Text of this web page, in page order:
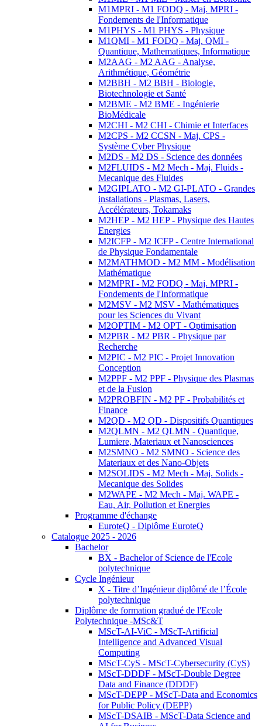
M1MPRI - M1 FODQ - Maj. MPRI -
Fondements de l'Informatique
M1PHYS - M1 PHYS - Physique
M1QMI - M1 FODQ - Maj. QMI -
Quantique, Mathematiques, Informatique
M2AAG - M2 AAG - Analyse,
Arithmétique, Géométrie
M2BBH - M2 BBH - Biologie,
Biotechnologie et Santé
M2BME - M2 BME - Ingénierie
BioMédicale
M2CHI - M2 CHI - Chimie et Interfaces
M2CPS - M2 CCSN - Maj. CPS -
Système Cyber Physique
M2DS - M2 DS - Science des données
M2FLUIDS - M2 Mech - Maj. Fluids -
Mecanique des Fluides
M2GIPLATO - M2 GI-PLATO - Grandes
installations - Plasmas, Lasers,
Accélérateurs, Tokamaks
M2HEP - M2 HEP - Physique des Hautes
Energies
M2ICFP - M2 ICFP - Centre International
de Physique Fondamentale
M2MATHMOD - M2 MM - Modélisation
Mathématique
M2MPRI - M2 FODQ - Maj. MPRI -
Fondements de l'Informatique
M2MSV - M2 MSV - Mathématiques
pour les Sciences du Vivant
M2OPTIM - M2 OPT - Optimisation
M2PBR - M2 PBR - Physique par
Recherche
M2PIC - M2 PIC - Projet Innovation
Conception
M2PPF - M2 PPF - Physique des Plasmas
et de la Fusion
M2PROBFIN - M2 PF - Probabilités et
Finance
M2QD - M2 QD - Dispositifs Quantiques
M2QLMN - M2 QLMN - Quantique,
Lumiere, Materiaux et Nanosciences
M2SMNO - M2 SMNO - Science des
Materiaux et des Nano-Objets
M2SOLIDS - M2 Mech - Maj. Solids -
Mecanique des Solides
M2WAPE - M2 Mech - Maj. WAPE -
Eau, Air, Pollution et Energies
Programme d'échange
EuroteQ - Diplôme EuroteQ
Catalogue 2025 - 2026
Bachelor
BX - Bachelor of Science de l'Ecole
polytechnique
Cycle Ingénieur
X - Titre d’Ingénieur diplômé de l’École
polytechnique
Diplôme de formation gradué de l'Ecole
Polytechnique -MSc&T
MScT-AI-ViC - MScT-Artificial
Intelligence and Advanced Visual
Computing
MScT-CyS - MScT-Cybersecurity (CyS)
MScT-DDDF - MScT-Double Degree
Data and Finance (DDDF)
MScT-DEPP - MScT-Data and Economics
for Public Policy (DEPP)
MScT-DSAIB - MScT-Data Science and